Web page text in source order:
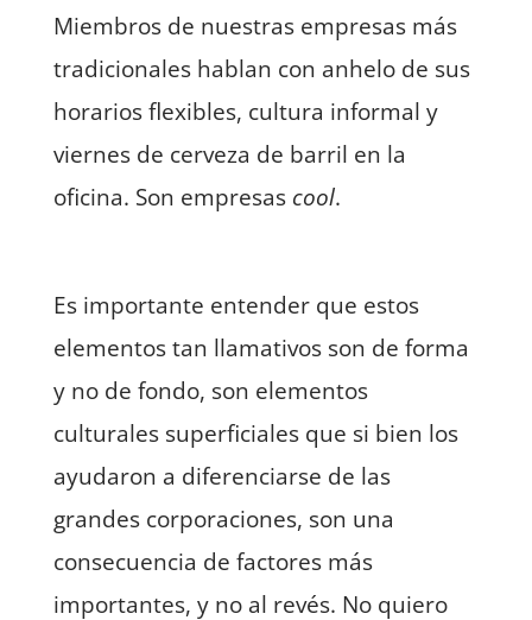
Miembros de nuestras empresas más
tradicionales hablan con anhelo de sus
horarios flexibles, cultura informal y
viernes de cerveza de barril en la
oficina. Son empresas cool.
Es importante entender que estos
elementos tan llamativos son de forma
y no de fondo, son elementos
culturales superficiales que si bien los
ayudaron a diferenciarse de las
grandes corporaciones, son una
consecuencia de factores más
importantes, y no al revés. No quiero